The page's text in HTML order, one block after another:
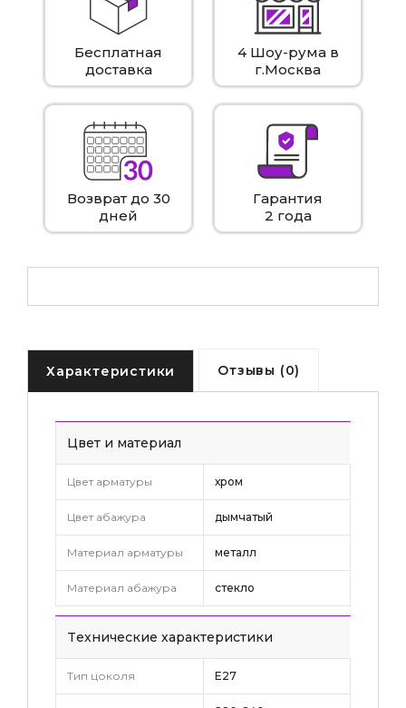
Бесплатная
доставка
4 Шоу-рума в
г.Москва
Возврат до 30
дней
Гарантия
2 года
Характеристики Отзывы (0)
Цвет и материал
Цвет арматуры хром
Цвет абажура дымчатый
Материал арматуры металл
Материал абажура стекло
Tехнические характеристики
Тип цоколя E27